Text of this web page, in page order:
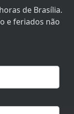
e feriados não